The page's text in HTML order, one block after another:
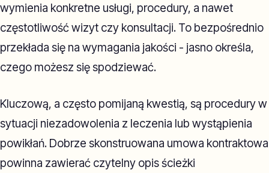
wymienia konkretne usługi, procedury, a nawet
częstotliwość wizyt czy konsultacji. To bezpośrednio
przekłada się na wymagania jakości - jasno określa,
czego możesz się spodziewać.
Kluczową, a często pomijaną kwestią, są procedury w
sytuacji niezadowolenia z leczenia lub wystąpienia
powikłań. Dobrze skonstruowana umowa kontraktowa
powinna zawierać czytelny opis ścieżki